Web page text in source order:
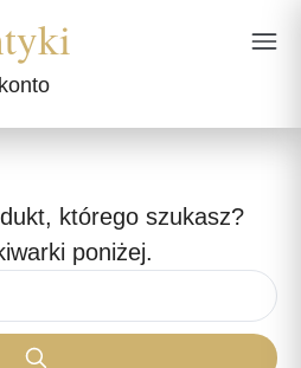
którego szukasz?
poniżej.